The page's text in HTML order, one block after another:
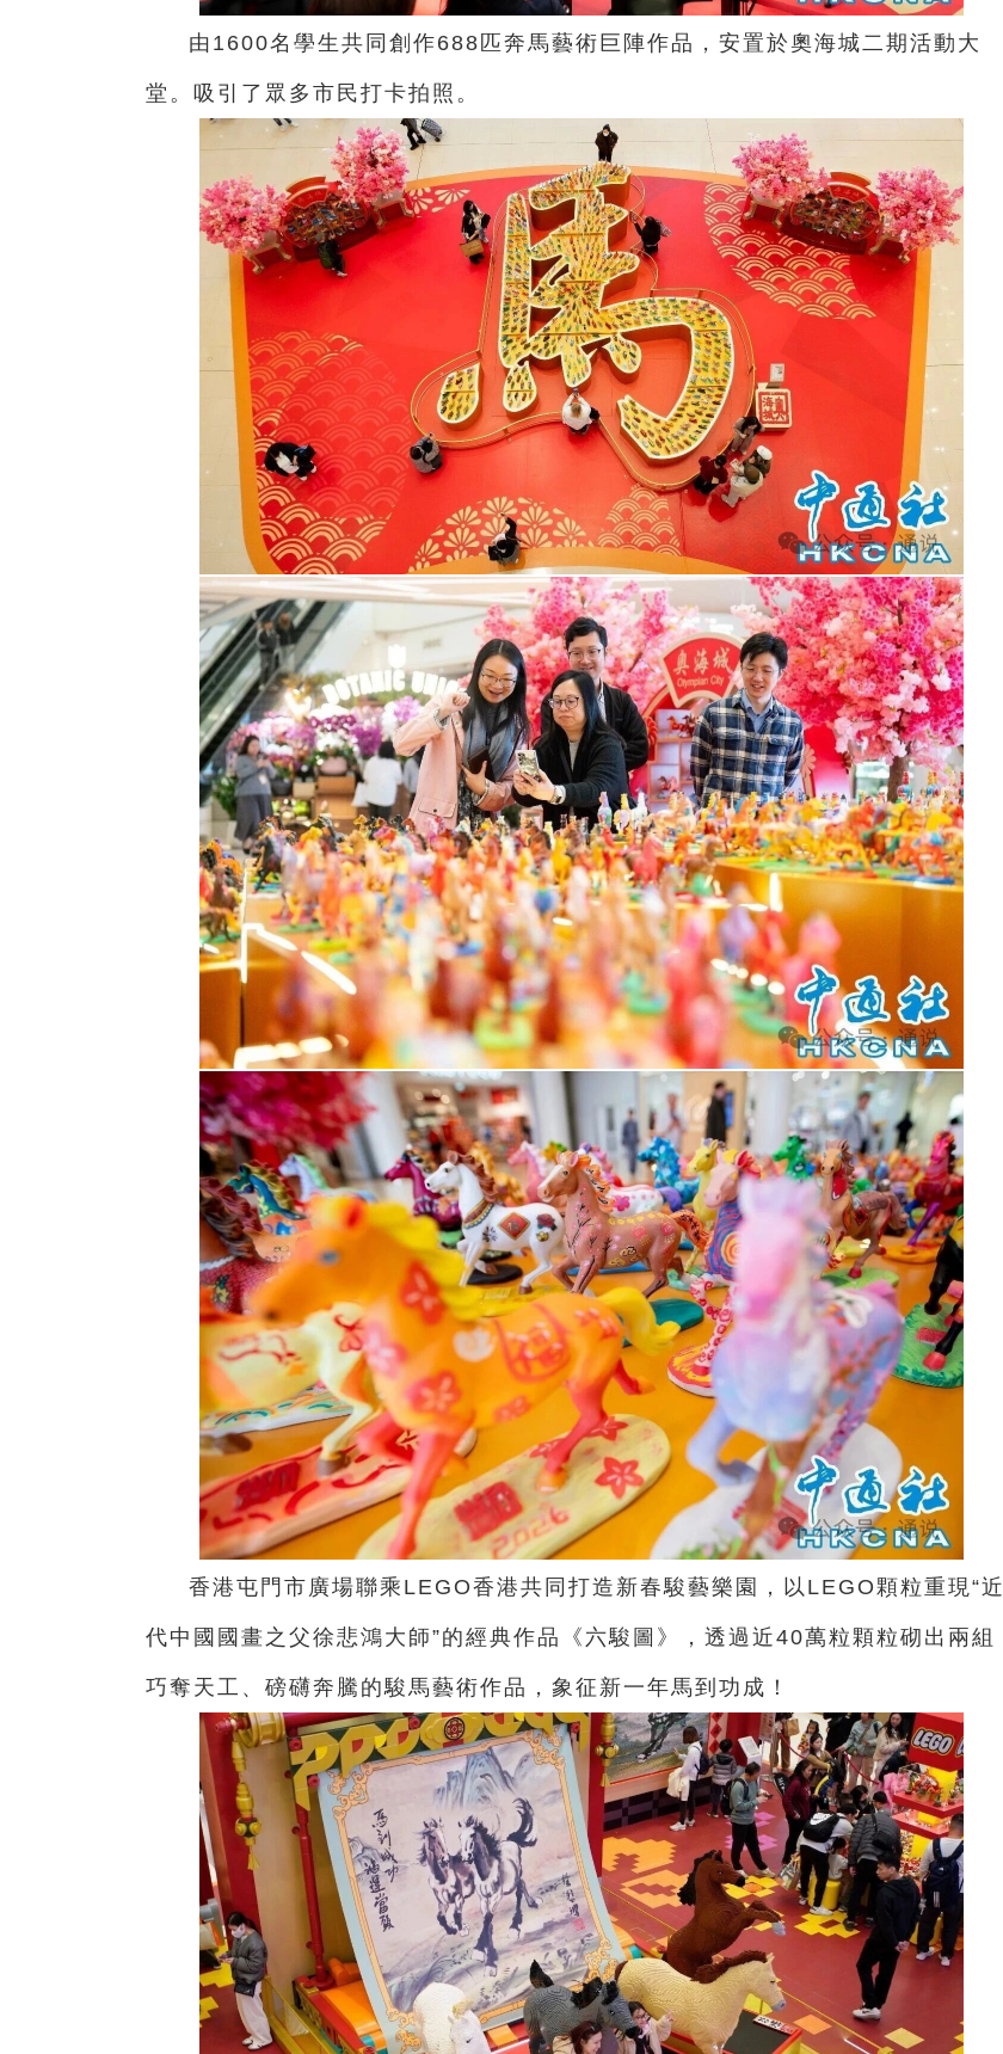
由1600名學生共同創作688匹奔馬藝術巨陣作品，安置於奧海城二期活動大
堂。吸引了眾多市民打卡拍照。
香港屯門市廣場聯乘LEGO香港共同打造新春駿藝樂園，以LEGO顆粒重現“近
代中國國畫之父徐悲鴻大師”的經典作品《六駿圖》，透過近40萬粒顆粒砌出兩組
巧奪天工、磅礴奔騰的駿馬藝術作品，象征新一年馬到功成！